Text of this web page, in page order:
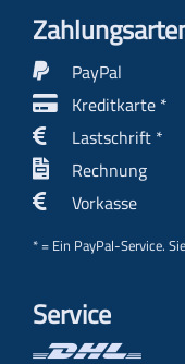
PayPal
Kreditkarte *
Lastschrift *
Rechnung
Vorkasse
* = Ein PayPal-Service.
Service